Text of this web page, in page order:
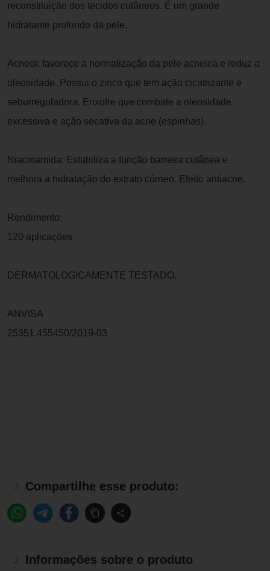
reconstituição dos tecidos cutâneos. É um grande
hidratante profundo da pele.
Acneol: favorece a normalização da pele acneica e reduz a
oleosidade. Possui o zinco que tem ação cicatrizante e
seburreguladora. Enxofre que combate a oleosidade
excessiva e ação secativa da acne (espinhas).
Niacinamida: Estabiliza a função barreira cutânea e
melhora a hidratação do extrato córneo. Efeito antiacne.
Rendimento:
120 aplicações
DERMATOLOGICAMENTE TESTADO.
ANVISA
25351.455450/2019-03
Compartilhe esse produto:
Informações sobre o produto